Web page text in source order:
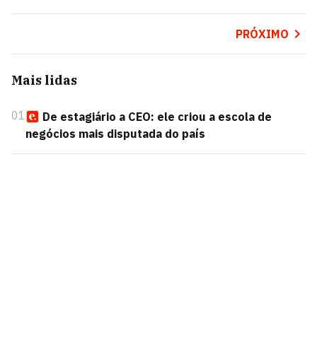
PRÓXIMO
Mais lidas
01
De estagiário a CEO: ele criou a escola de
negócios mais disputada do país